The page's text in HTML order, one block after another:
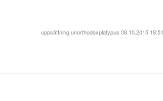
uppsättningunorthodoxplatypus 08.10.2015 18:51